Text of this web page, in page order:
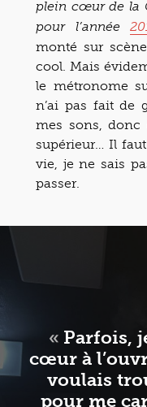
plein cœur de la
pour l’année
monté sur
cool. Mais
le métronome
n’ai pas fait de
mes sons, donc
supérieur… Il
vie, je ne sais
passer.
« Parfois,
cœur à
voulais
pour me